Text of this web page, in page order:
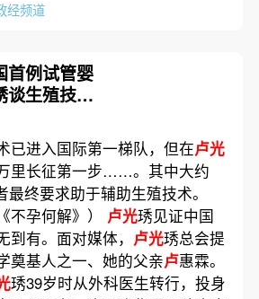
经频道
首例试管婴
谈生殖技术
已进入国际第一梯队，但在卢光
里长征第一步……。其中大约
最终要求助于辅助生殖技术。
不孕何解》） 卢光琇见证中国
有。面对媒体， 卢光琇总会提
奠基人之一、她的父亲卢惠霖。
琇39岁时从外科医生转行，投身